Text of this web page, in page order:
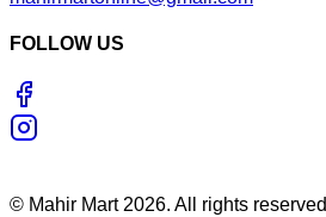
FOLLOW US
© Mahir Mart 2026. All rights reserved